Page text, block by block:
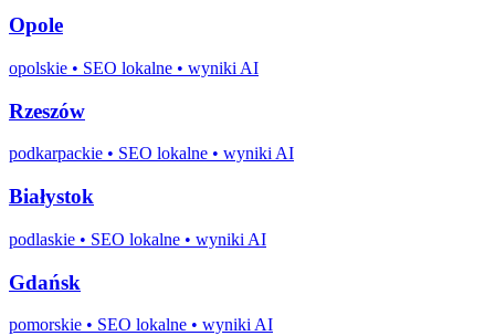
Opole
opolskie • SEO lokalne • wyniki AI
Rzeszów
podkarpackie • SEO lokalne • wyniki AI
Białystok
podlaskie • SEO lokalne • wyniki AI
Gdańsk
pomorskie • SEO lokalne • wyniki AI